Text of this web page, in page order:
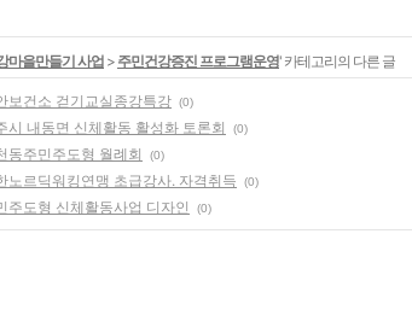
마을만들기 사업 > 주민건강증진 프로그램운영' 카테고리의 다른 글
보건소 걷기교실종강특강 (0)
시 내동면 신체활동 활성화 토론회 (0)
동주민주도형 월례회 (0)
노르딕워킹연맹 초급강사. 자격취득 (0)
주도형 신체활동사업 디자인 (0)